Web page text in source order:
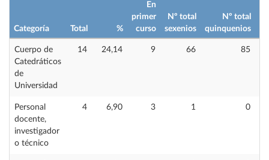
Categoría Total %
En
primer
curso
Nº total
sexenios
Nº total
quinquenios
Cuerpo de
Catedráticos
de
Universidad
14 24,14 9 66 85
Personal
docente,
investigador
o técnico
4 6,90 3 1 0